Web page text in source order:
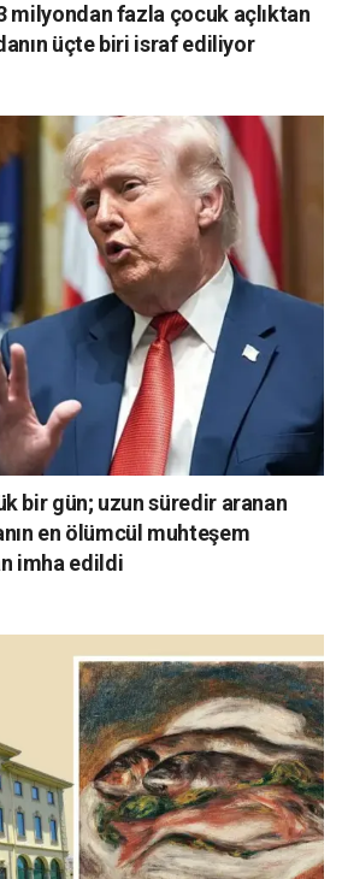
milyondan fazla çocuk açlıktan
üçte biri israf ediliyor
bir gün; uzun süredir aranan
en ölümcül muhteşem
imha edildi